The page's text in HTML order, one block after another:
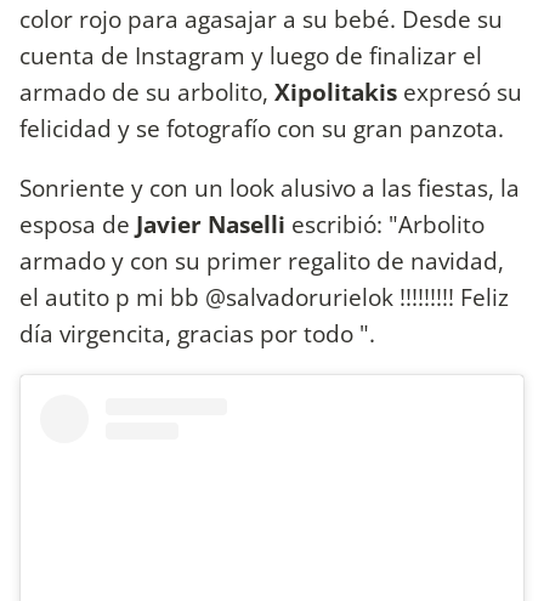
color rojo para agasajar a su bebé. Desde su
cuenta de Instagram y luego de finalizar el
armado de su arbolito, Xipolitakis expresó su
felicidad y se fotografío con su gran panzota.
Sonriente y con un look alusivo a las fiestas, la
esposa de Javier Naselli escribió: "Arbolito
armado y con su primer regalito de navidad,
el autito p mi bb @salvadorurielok !!!!!!!!! Feliz
día virgencita, gracias por todo ️".